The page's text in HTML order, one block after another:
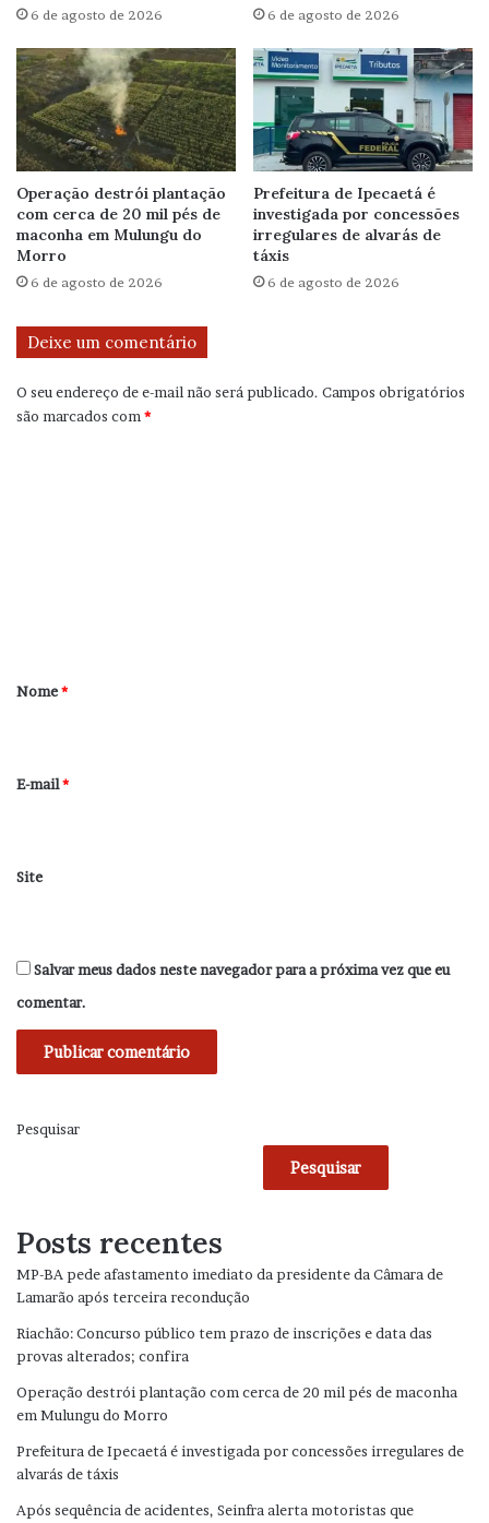
6 de agosto de 2026 6 de agosto de 2026
Operação destrói plantação
com cerca de 20 mil pés de
maconha em Mulungu do
Morro
6 de agosto de 2026
Prefeitura de Ipecaetá é
investigada por concessões
irregulares de alvarás de
táxis
6 de agosto de 2026
Deixe um comentário
O seu endereço de e-mail não será publicado. Campos obrigatórios
são marcados com *
r
*
Nome*
E-mail*
Site
Salvar meus dados neste navegador para a próxima vez que eu
comentar.
Pesquisar
Pesquisar
Posts recentes
MP-BA pede afastamento imediato da presidente da Câmara de
Lamarão após terceira recondução
Riachão: Concurso público tem prazo de inscrições e data das
provas alterados; confira
Operação destrói plantação com cerca de 20 mil pés de maconha
em Mulungu do Morro
Prefeitura de Ipecaetá é investigada por concessões irregulares de
alvarás de táxis
Após sequência de acidentes, Seinfra alerta motoristas que